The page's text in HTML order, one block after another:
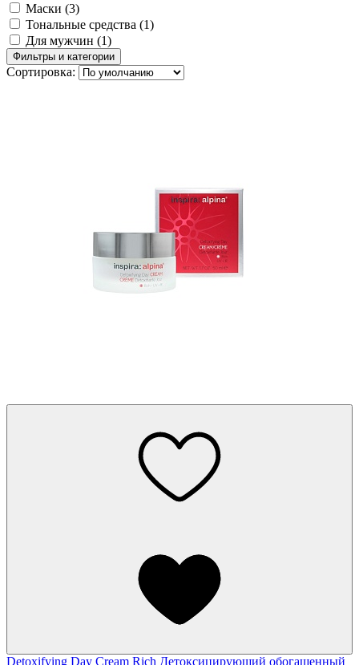
Маски (3)
Тональные средства (1)
Для мужчин (1)
Фильтры и категории
Сортировка:
Detoxifying Day Cream Rich Детоксицирующий обогащенный